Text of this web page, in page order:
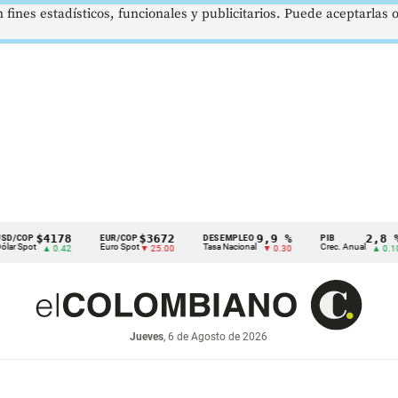
▲ 0.42
EUR/COP
Euro Spot
$3672
▼ 25.00
DESEMPLEO
Tasa Nacional
9,9 %
▼ 0.30
PIB
Crec. Anual
2,8 %
▲ 0.10
Jueves, 6 de Agosto de 2026
estadísticos, funcionales y publicitarios. Puede aceptarlas